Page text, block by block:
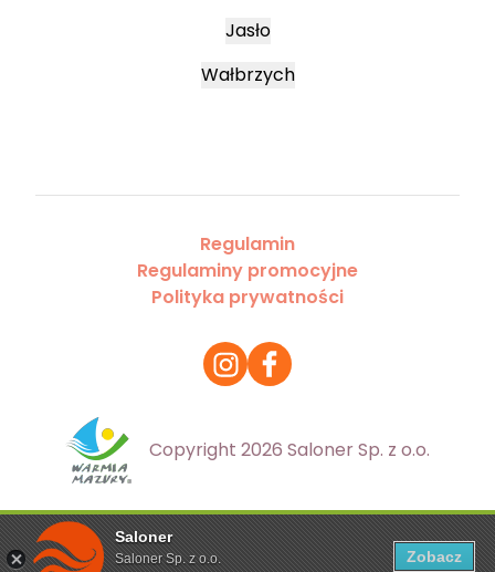
Saloner
Saloner Sp. z o.o.
Zobacz
Ta strona korzysta z plików cookies. Aby dowiedzieć się
Jasło
Wałbrzych
Regulamin
Regulaminy promocyjne
Polityka prywatności
Copyright 2026 Saloner Sp. z o.o.